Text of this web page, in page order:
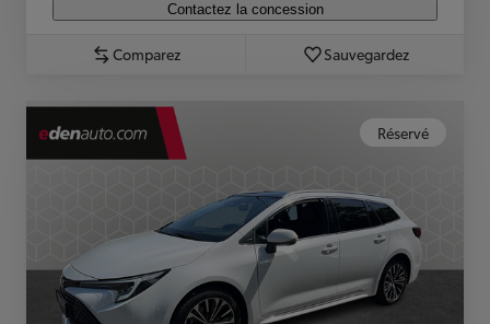
Contactez la concession
Comparez Sauvegardez
Réservé